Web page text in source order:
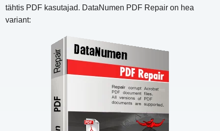
tähtis PDF kasutajad. DataNumen PDF Repair on hea
variant: